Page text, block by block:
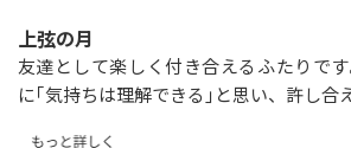
上弦の月
友達として楽しく付き合えるふたりで
に｢気持ちは理解できる｣と思い、許し合